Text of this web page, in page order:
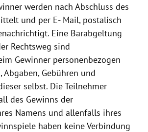
werden nach Abschluss des
und per E- Mail, postalisch
Eine Barabgeltung
Rechtsweg sind
Gewinner personenbezogen
Gebühren und
selbst. Die Teilnehmer
des Gewinns der
Namens und allenfalls ihres
haben keine Verbindung